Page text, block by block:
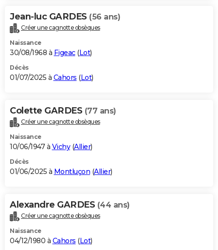
Jean-luc GARDES (56 ans)
Créer une cagnotte obsèques
Naissance
30/08/1968 à Figeac(Lot)
Décès
01/07/2025 à Cahors (Lot)
Colette GARDES (77 ans)
Créer une cagnotte obsèques
Naissance
10/06/1947 à Vichy(Allier)
Décès
01/06/2025 à Montluçon (Allier)
Alexandre GARDES (44 ans)
Créer une cagnotte obsèques
Naissance
04/12/1980 à Cahors (Lot)